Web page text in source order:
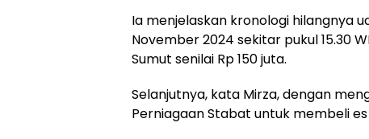
Ia menjelaskan kronologi hilangnya
November 2024 sekitar pukul 15.30
Sumut senilai Rp 150 juta.
Selanjutnya, kata Mirza, dengan
Perniagaan Stabat untuk membeli